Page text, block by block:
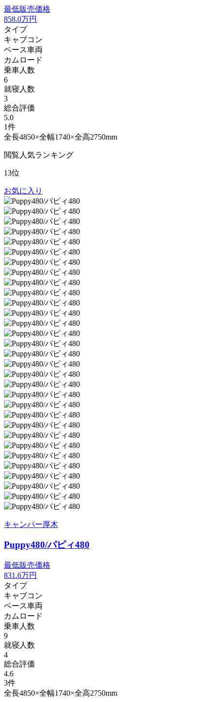
最低販売価格
858.0万円
タイプ
キャブコン
ベース車両
カムロード
乗車人数
6
就寝人数
3
総合評価
5.0
1件
全長4850×全幅1740×全高2750mm
閲覧人気ランキング
13位
お気に入り
キャンパー厚木
Puppy480/パピィ480
最低販売価格
831.6万円
タイプ
キャブコン
ベース車両
カムロード
乗車人数
9
就寝人数
4
総合評価
4.6
3件
全長4850×全幅1740×全高2750mm